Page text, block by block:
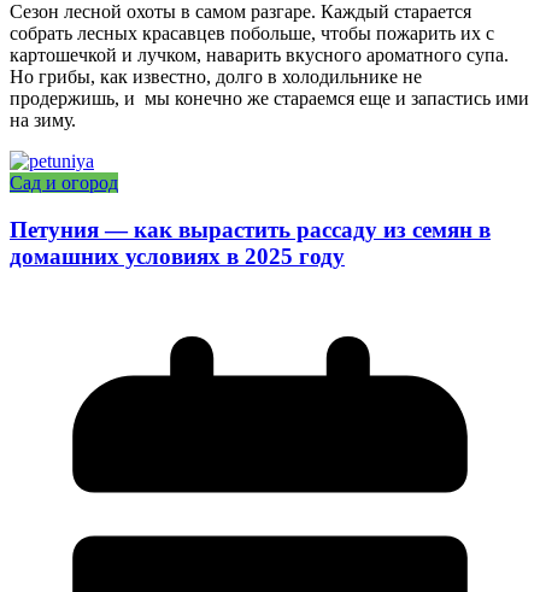
Сезон лесной охоты в самом разгаре. Каждый старается
собрать лесных красавцев побольше, чтобы пожарить их с
картошечкой и лучком, наварить вкусного ароматного супа.
Но грибы, как известно, долго в холодильнике не
продержишь, и мы конечно же стараемся еще и запастись ими
на зиму.
Сад и огород
Петуния — как вырастить рассаду из семян в
домашних условиях в 2025 году